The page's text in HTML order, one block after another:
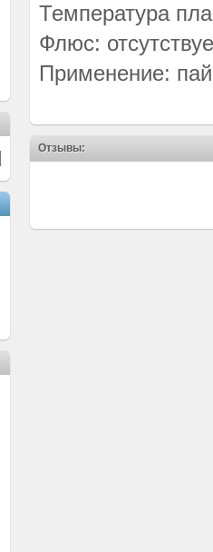
Температура
Флюс:
Применение:
Отзывы: